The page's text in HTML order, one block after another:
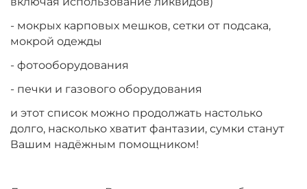
- мокрых карповых мешков, сетки от подсака,
мокрой одежды
- фотооборудования
- печки и газового оборудования
и этот список можно продолжать настолько
долго, насколько хватит фантазии, сумки станут
Вашим надёжным помощником!